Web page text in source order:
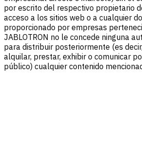
por escrito del respectivo propietario
acceso a los sitios web o a cualquier
proporcionado por empresas
JABLOTRON no le concede ninguna
para distribuir posteriormente (es
alquilar, prestar, exhibir o comunicar
público) cualquier contenido